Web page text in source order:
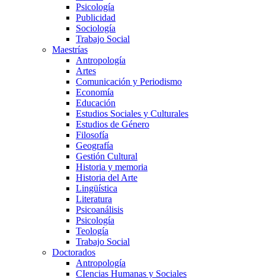
Psicología
Publicidad
Sociología
Trabajo Social
Maestrías
Antropología
Artes
Comunicación y Periodismo
Economía
Educación
Estudios Sociales y Culturales
Estudios de Género
Filosofía
Geografía
Gestión Cultural
Historia y memoria
Historia del Arte
Lingüística
Literatura
Psicoanálisis
Psicología
Teología
Trabajo Social
Doctorados
Antropología
CIencias Humanas y Sociales